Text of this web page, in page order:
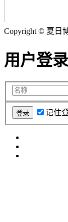
Copyright © 夏日
用户登录
记住